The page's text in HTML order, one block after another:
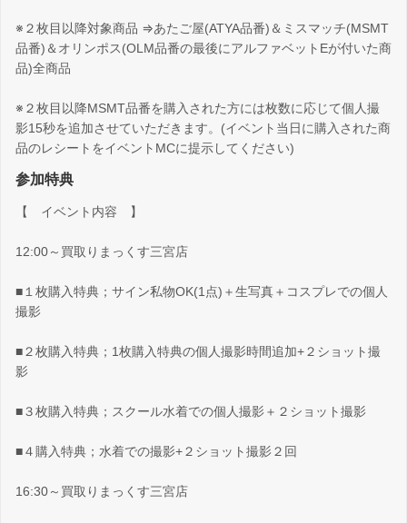
※２枚目以降対象商品 ⇒あたご屋(ATYA品番)＆ミスマッチ(MSMT
品番)＆オリンポス(OLM品番の最後にアルファベットEが付いた商
品)全商品
※２枚目以降MSMT品番を購入された方には枚数に応じて個人撮
影15秒を追加させていただきます。(イベント当日に購入された商
品のレシートをイベントMCに提示してください)
参加特典
【 イベント内容 】
12:00～買取りまっくす三宮店
■１枚購入特典；サイン私物OK(1点)＋生写真＋コスプレでの個人
撮影
■２枚購入特典；1枚購入特典の個人撮影時間追加+２ショット撮
影
■３枚購入特典；スクール水着での個人撮影＋２ショット撮影
■４購入特典；水着での撮影+２ショット撮影２回
16:30～買取りまっくす三宮店